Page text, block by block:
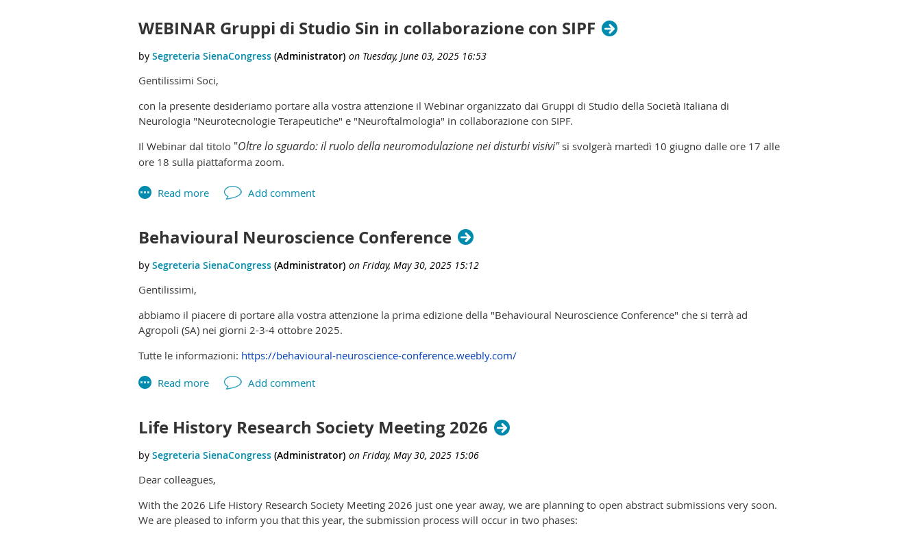
WEBINAR Gruppi di Studio Sin in collaborazione con SIPF
Gentilissimi Soci,
con la presente desideriamo portare alla vostra attenzione il Webinar organizzato dai Gruppi di Studio della Società Italiana di
Neurologia "Neurotecnologie Terapeutiche" e "Neuroftalmologia" in collaborazione con SIPF.
Il Webinar dal titolo "Oltre lo sguardo: il ruolo della neuromodulazione nei disturbi visivi" si svolgerà martedì 10 giugno dalle ore 17 alle
ore 18 sulla piattaforma zoom.
L'accesso è aperto a tutti a titolo gratuito.
Behavioural Neuroscience Conference
Gentilissimi,
abbiamo il piacere di portare alla vostra attenzione la prima edizione della "Behavioural Neuroscience Conference" che si terrà ad
Agropoli (SA) nei giorni 2-3-4 ottobre 2025.
Tutte le informazioni: https://behavioural-neuroscience-conference.weebly.com/
Life History Research Society Meeting 2026
Dear colleagues,
With the 2026 Life History Research Society Meeting 2026 just one year away, we are planning to open abstract submissions very soon.
We are pleased to inform you that this year, the submission process will occur in two phases: